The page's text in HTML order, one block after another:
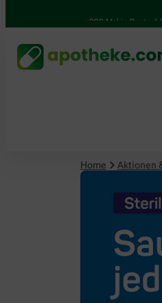
4.000 Mal in Deutschland
Home Aktionen